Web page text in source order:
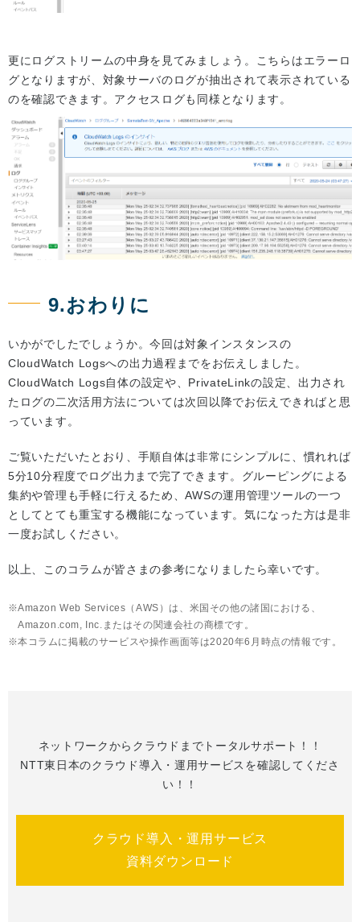
更にログストリームの中身を見てみましょう。こちらはエラーロ
グとなりますが、対象サーバのログが抽出されて表示されている
のを確認できます。アクセスログも同様となります。
9.おわりに
いかがでしたでしょうか。今回は対象インスタンスの
CloudWatch Logsへの出力過程までをお伝えしました。
CloudWatch Logs自体の設定や、PrivateLinkの設定、出力され
たログの二次活用方法については次回以降でお伝えできればと思
っています。
ご覧いただいたとおり、手順自体は非常にシンプルに、慣れれば
5分10分程度でログ出力まで完了できます。グルーピングによる
集約や管理も手軽に行えるため、AWSの運用管理ツールの一つ
としてとても重宝する機能になっています。気になった方は是非
一度お試しください。
以上、このコラムが皆さまの参考になりましたら幸いです。
Amazon Web Services（AWS）は、米国その他の諸国における、
Amazon.com, Inc.またはその関連会社の商標です。
本コラムに掲載のサービスや操作画面等は2020年6月時点の情報です。
ネットワークからクラウドまでトータルサポート！！
NTT東日本のクラウド導入・運用サービスを確認してくださ
い！！
クラウド導入・運用サービス
資料ダウンロード